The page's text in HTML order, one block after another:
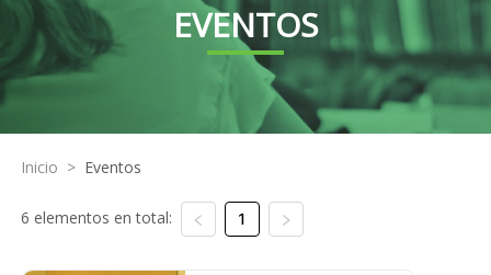
EVENTOS
Inicio > Eventos
6 elementos en total: 1